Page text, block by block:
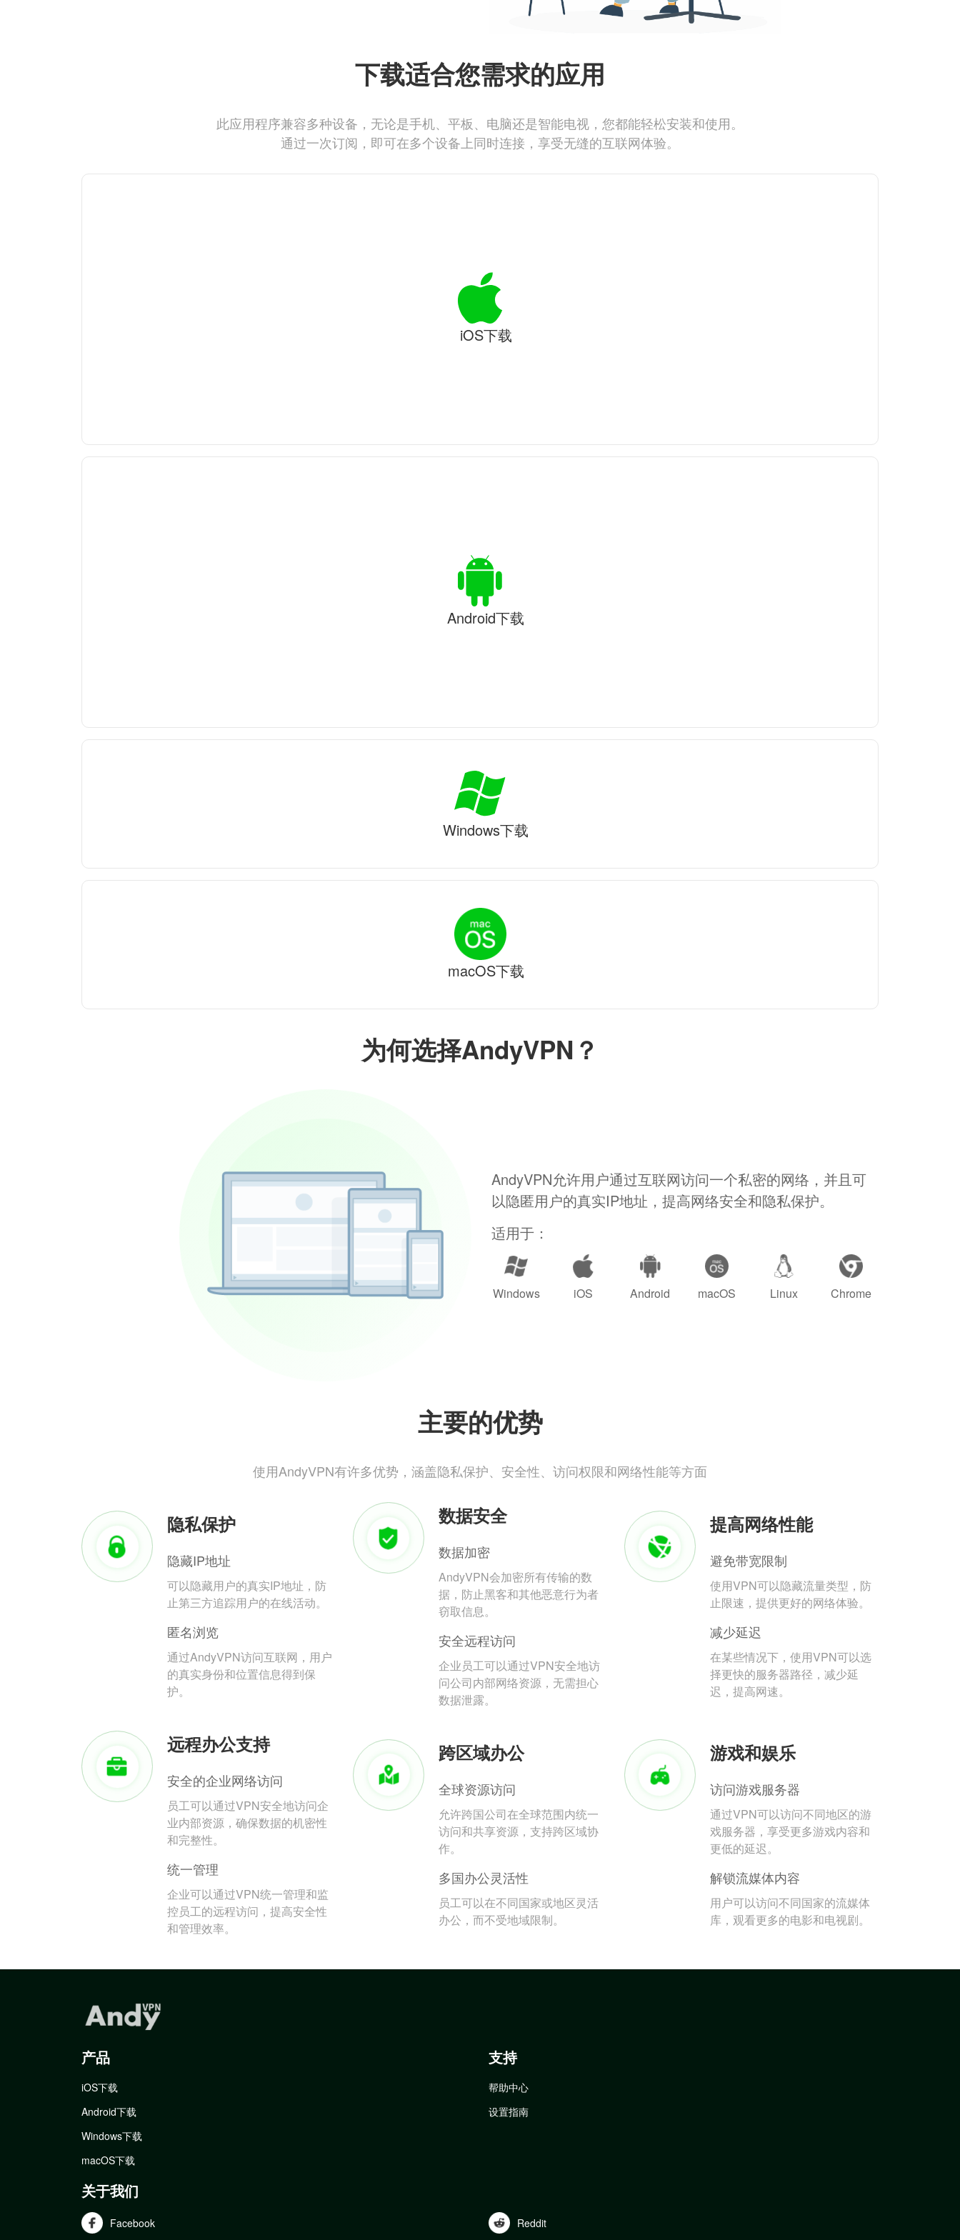
为何选择AndyVPN？
AndyVPN允许用户通过互联网访问一个私密的网络，并且可
以隐匿用户的真实IP地址，提高网络安全和隐私保护。
适用于：
Windows iOS Android macOS Linux Chrome
主要的优势
使用AndyVPN有许多优势，涵盖隐私保护、安全性、访问权限和网络性能等方面
隐私保护
隐藏IP地址
可以隐藏用户的真实IP地址，防
止第三方追踪用户的在线活动。
匿名浏览
通过AndyVPN访问互联网，用户
的真实身份和位置信息得到保
护。
数据安全
数据加密
AndyVPN会加密所有传输的数
据，防止黑客和其他恶意行为者
窃取信息。
安全远程访问
企业员工可以通过VPN安全地访
问公司内部网络资源，无需担心
数据泄露。
提高网络性能
避免带宽限制
使用VPN可以隐藏流量类型，防
止限速，提供更好的网络体验。
减少延迟
在某些情况下，使用VPN可以选
择更快的服务器路径，减少延
迟，提高网速。
远程办公支持
安全的企业网络访问
员工可以通过VPN安全地访问企
业内部资源，确保数据的机密性
和完整性。
统一管理
企业可以通过VPN统一管理和监
控员工的远程访问，提高安全性
和管理效率。
跨区域办公
全球资源访问
允许跨国公司在全球范围内统一
访问和共享资源，支持跨区域协
作。
多国办公灵活性
员工可以在不同国家或地区灵活
办公，而不受地域限制。
游戏和娱乐
访问游戏服务器
通过VPN可以访问不同地区的游
戏服务器，享受更多游戏内容和
更低的延迟。
解锁流媒体内容
用户可以访问不同国家的流媒体
库，观看更多的电影和电视剧。
下载适合您需求的应用
此应用程序兼容多种设备，无论是手机、平板、电脑还是智能电视，您都能轻松安装和使用。
通过一次订阅，即可在多个设备上同时连接，享受无缝的互联网体验。
iOS下载
Android下载
Windows下载
macOS下载
产品
iOS下载
Android下载
Windows下载
macOS下载
支持
帮助中心
设置指南
关于我们
Facebook Reddit